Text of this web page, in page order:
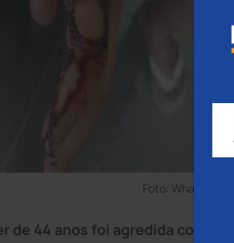
Foto: WhatsApp/
de 44 anos foi agredida com